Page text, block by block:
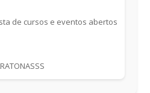
de cursos e eventos abertos